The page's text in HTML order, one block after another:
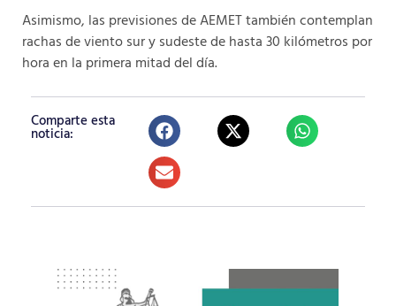
Asimismo, las previsiones de AEMET también contemplan
rachas de viento sur y sudeste de hasta 30 kilómetros por
hora en la primera mitad del día.
Comparte esta
noticia: